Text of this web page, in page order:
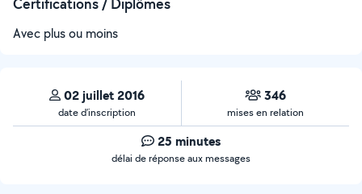
Avec plus ou moins
02 juillet 2016
date d’inscription
346
mises en relation
25 minutes
délai de réponse aux messages